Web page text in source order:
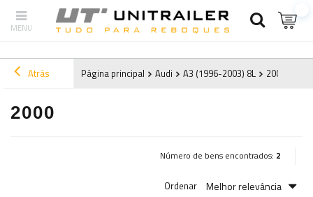
Atrás Página principal Audi A3 (1996-2003) 8L 2000
2000
Número de bens encontrados: 2
Ordenar Melhor relevância